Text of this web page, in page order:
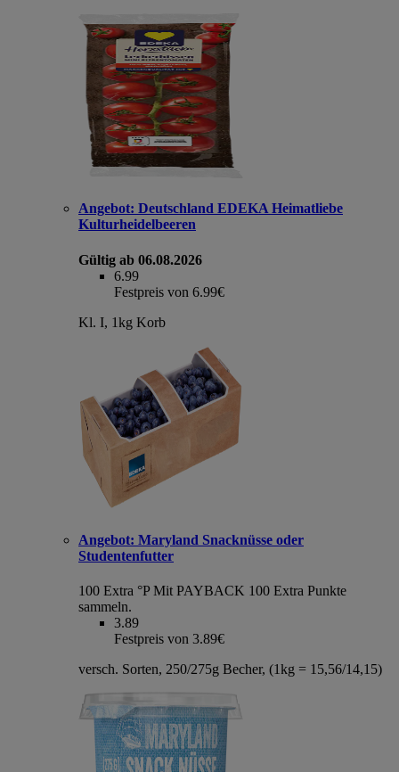
Angebot: Deutschland EDEKA Heimatliebe
Kulturheidelbeeren
Gültig ab 06.08.2026
6.99
Festpreis von 6.99€
Kl. I, 1kg Korb
Angebot: Maryland Snacknüsse oder
Studentenfutter
100 Extra °P Mit PAYBACK 100 Extra Punkte
sammeln.
3.89
Festpreis von 3.89€
versch. Sorten, 250/275g Becher, (1kg = 15,56/14,15)